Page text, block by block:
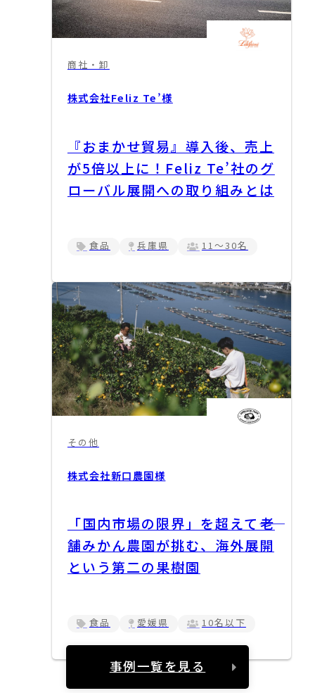
商社・卸
株式会社Feliz Te’様
『おまかせ貿易』導入後、売上
が5倍以上に！Feliz Te’社のグ
ローバル展開への取り組みとは
食品 兵庫県 11～30名
その他
株式会社新口農園様
「国内市場の限界」を超えて――老
舗みかん農園が挑む、海外展開
という第二の果樹園
食品 愛媛県 10名以下
事例一覧を見る